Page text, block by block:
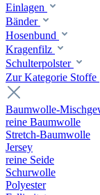
Einlagen
Bänder
Hosenbund
Kragenfilz
Schulterpolster
Zur Kategorie Stoffe
Baumwolle-
reine Baumwolle
Stretch-Baumwolle
Jersey
reine Seide
Schurwolle
Polyester